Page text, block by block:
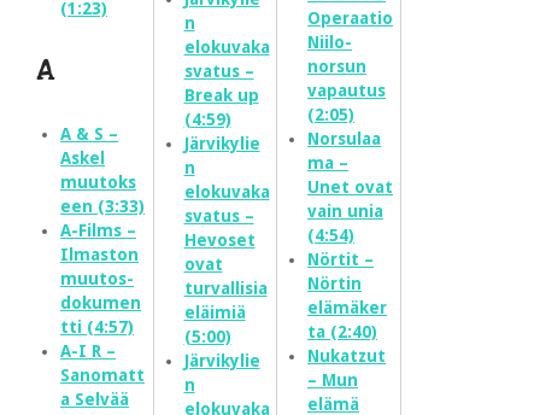
(1:23)
A
A & S –
Askel
muutoks
een (3:33)
A-Films –
Ilmaston
muutos-
dokumen
tti (4:57)
A-I R –
Sanomatt
a Selvää
n
elokuvaka
svatus –
Break up
(4:59)
Järvikylie
n
elokuvaka
svatus –
Hevoset
ovat
turvallisia
eläimiä
(5:00)
Järvikylie
n
elokuvaka
Operaatio
Niilo-
norsun
vapautus
(2:05)
Norsulaa
ma –
Unet ovat
vain unia
(4:54)
Nörtit –
Nörtin
elämäker
ta (2:40)
Nukatzut
– Mun
elämä